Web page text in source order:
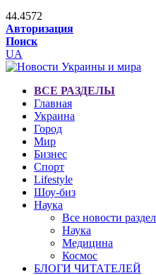
44.4572
Авторизация
Поиск
UA
ВСЕ РАЗДЕЛЫ
Главная
Украина
Город
Мир
Бизнес
Спорт
Lifestyle
Шоу-биз
Наука
Все новости
Наука
Медицина
Космос
БЛОГИ ЧИТАТЕЛЕЙ